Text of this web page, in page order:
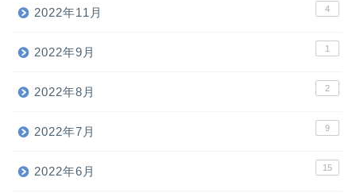
2022年11月 4
2022年9月 1
2022年8月 2
2022年7月 9
2022年6月 15